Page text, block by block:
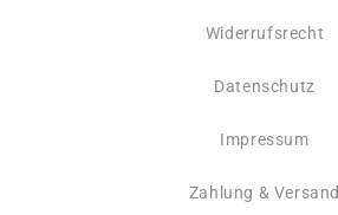
Widerrufsrecht
Datenschutz
Impressum
Zahlung & Versand